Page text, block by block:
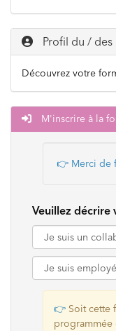
Profil du / des
Découvrez votre
M'inscrire à la
👉 Merci de
Veuillez décrire
👉 Soit cette
programmée